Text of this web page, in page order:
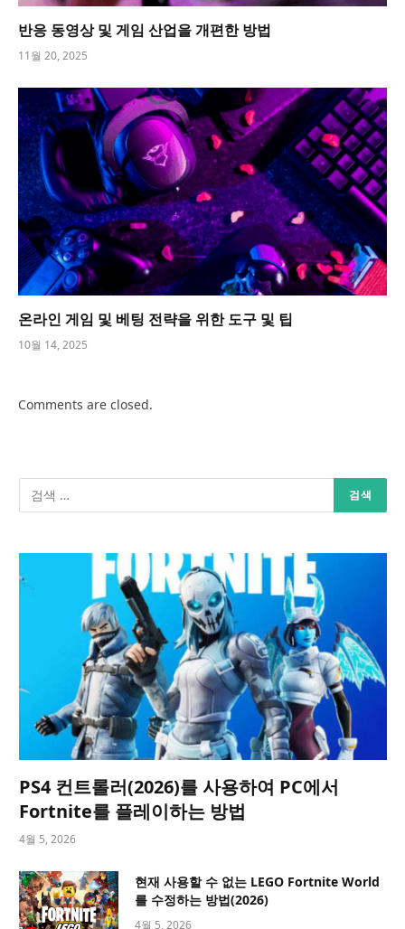
반응 동영상 및 게임 산업을 개편한 방법
11월 20, 2025
온라인 게임 및 베팅 전략을 위한 도구 및 팁
10월 14, 2025
Comments are closed.
PS4 컨트롤러(2026)를 사용하여 PC에서
Fortnite를 플레이하는 방법
4월 5, 2026
현재 사용할 수 없는 LEGO Fortnite World
를 수정하는 방법(2026)
4월 5, 2026